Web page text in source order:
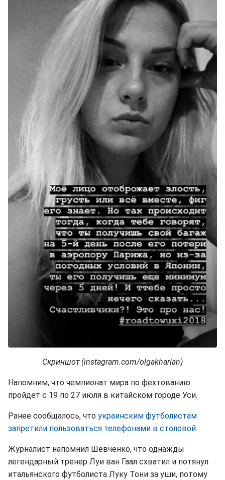
Скриншот (instagram.com/olgakharlan)
Напомним, что чемпионат мира по фехтованию
пройдет с 19 по 27 июля в китайском городе Уси.
Ранее сообщалось, что украинским футболистам
запретили пользоваться телефонами в столовой.
Журналист напомнил Шевченко, что однажды
легендарный тренер Луи ван Гаал схватил и потянул
итальянского футболиста Луку Тони за уши, потому